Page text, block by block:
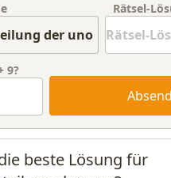
Rätsel-
9?
beste Lösung für